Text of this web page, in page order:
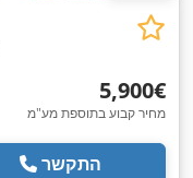
‏5,900 ‏€
מחיר קבוע בתוספת מע"מ
התקשר